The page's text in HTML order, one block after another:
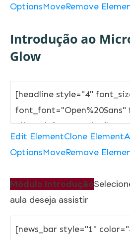
OptionsMoveRemove
Introdução ao
Glow
Edit ElementClone Element
OptionsMoveRemove
Módulo Introdução
aula deseja assistir